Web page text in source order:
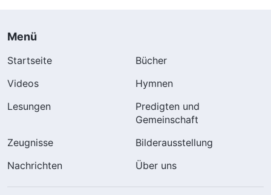
Menü
Startseite
Bücher
Videos
Hymnen
Lesungen
Predigten und
Gemeinschaft
Zeugnisse
Bilderausstellung
Nachrichten
Über uns